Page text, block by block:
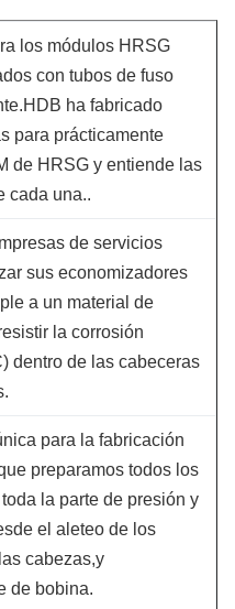
los módulos HRSG
con tubos de fuso
ha fabricado
para prácticamente
de HRSG y entiende las
cada una..
de servicios
sus economizadores
a un material de
la corrosión
dentro de las cabeceras
para la fabricación
preparamos todos los
la parte de presión y
el aleteo de los
cabezas,y
de bobina.